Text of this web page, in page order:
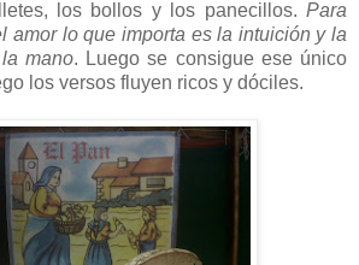
los bollos y los panecillos.Para
amor lo que importa es la intuición y la
mano. Luego se consigue ese único
los versos fluyen ricos y dóciles.